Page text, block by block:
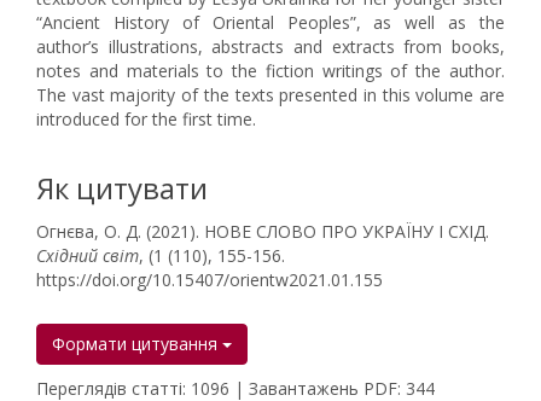
“Ancient History of Oriental Peoples”, as well as the
author’s illustrations, abstracts and extracts from books,
notes and materials to the fiction writings of the author.
The vast majority of the texts presented in this volume are
introduced for the first time.
Як цитувати
Огнєва, О. Д. (2021). НОВЕ СЛОВО ПРО УКРАЇНУ І СХІД.
Східний світ, (1 (110), 155-156.
https://doi.org/10.15407/orientw2021.01.155
Формати цитування
Переглядів статті: 1096 | Завантажень PDF: 344